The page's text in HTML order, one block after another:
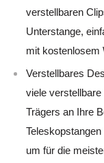
verstellbaren
Unterstange,
mit kostenlosem
Verstellbares
viele
Trägers an Ihre
um für die